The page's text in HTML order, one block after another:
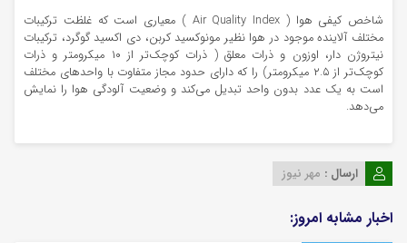
شاخص کیفی هوا ( Air Quality Index ) معیاری است که غلظت ترکیبات
مختلف آلاینده موجود در هوا نظیر مونوکسید کربن، دی اکسید گوگرد، ترکیبات
نیتروژن دار، اوزون و ذرات معلق ( ذرات کوچک‌تر از ۱۰ میکرومتر و ذرات
کوچک‌تر از ۲.۵ میکرومتر) را که دارای حدود مجاز متفاوت با واحدهای مختلف
است به یک عدد بدون واحد تبدیل می‌کند و وضعیت آلودگی هوا را نمایش
می‌دهد.
ارسال : مهر نیوز
اخبار مشابه امروز: